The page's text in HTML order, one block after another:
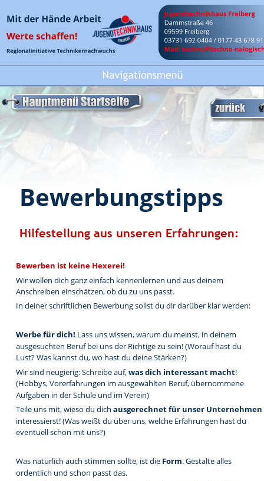
Bewerbungstipps
Hilfestellung aus unseren Erfahrungen:
Bewerben ist keine Hexerei!
Wir wollen dich ganz einfach kennenlernen und aus deinem
Anschreiben einschätzen, ob du zu uns passt.
In deiner schriftlichen Bewerbung sollst du dir darüber klar werden:
Werbe für dich! Lass uns wissen, warum du meinst, in deinem
ausgesuchten Beruf bei uns der Richtige zu sein! (Worauf hast du
Lust? Was kannst du, wo hast du deine Stärken?)
Wir sind neugierig: Schreibe auf, was dich interessant macht!
(Hobbys, Vorerfahrungen im ausgewählten Beruf, übernommene
Aufgaben in der Schule und im Verein)
Teile uns mit, wieso du dich ausgerechnet für unser Unternehmen
interessierst! (Was weißt du über uns, welche Erfahrungen hast du
eventuell schon mit uns?)
Was natürlich auch stimmen sollte, ist die Form. Gestalte alles
ordentlich und schon passt das.